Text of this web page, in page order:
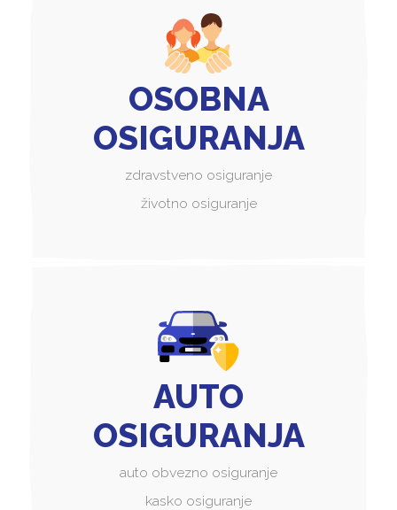
OSOBNA
OSIGURANJA
zdravstveno osiguranje
životno osiguranje
AUTO
OSIGURANJA
auto obvezno osiguranje
kasko osiguranje